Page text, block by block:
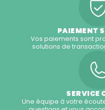
PAIEMENT
Vos paiements sont
solutions de
SERVICE
Une équipe à votre